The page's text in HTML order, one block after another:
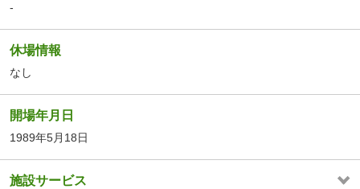
-
休場情報
なし
開場年月日
1989年5月18日
施設サービス